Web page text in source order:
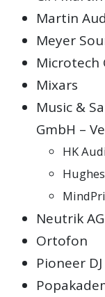
Martin
Meyer
Microtech
Mixars
Music &
GmbH –
HK
Neutrik AG
Ortofon
Pioneer